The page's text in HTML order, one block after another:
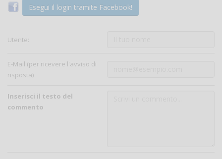
Esegui il login tramite Facebook!
Utente:
E-Mail (per ricevere l'avviso di
risposta)
Inserisci il testo del
commento